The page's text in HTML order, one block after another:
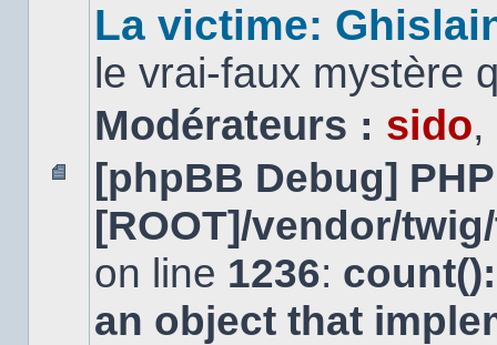
Aucun
message
non
La victime:
le vrai-faux mystère
Modérateurs : sido,
[phpBB Debug]
[ROOT]/vendor/
on line 1236:
an object that